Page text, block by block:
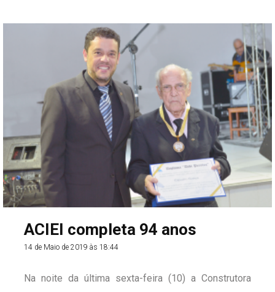
ACIEI completa 94 anos
14 de Maio de 2019 às 18:44
Na noite da última sexta-feira (10) a Construtora